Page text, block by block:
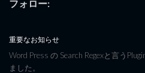
フォロー:
重要なお知らせ
Word Press の Search Regexと言う
ました。